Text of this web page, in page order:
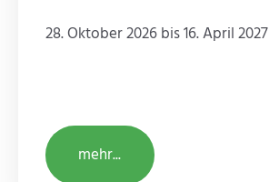
28. Oktober 2026 bis 16. April 2027
mehr...